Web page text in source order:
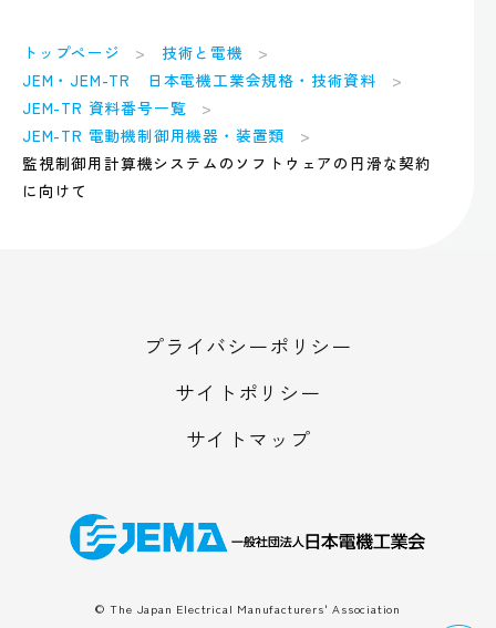
トップページ
技術と電機
JEM・JEM-TR 日本電機工業会規格・技術資料
JEM-TR 資料番号一覧
JEM-TR 電動機制御用機器・装置類
監視制御用計算機システムのソフトウェアの円滑な契約
に向けて
プライバシーポリシー
サイトポリシー
サイトマップ
© The Japan Electrical Manufacturers' Association